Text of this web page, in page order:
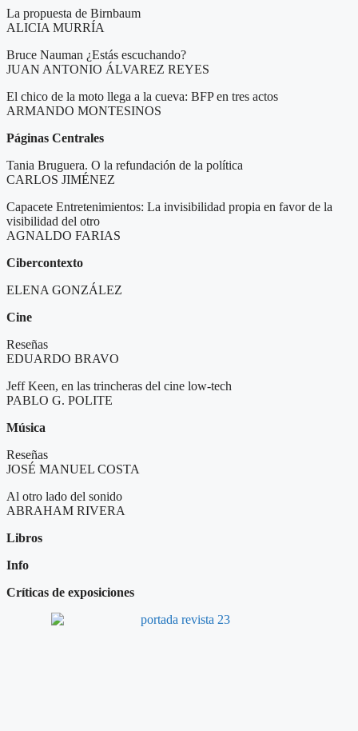
La propuesta de Birnbaum
ALICIA MURRÍA
Bruce Nauman ¿Estás escuchando?
JUAN ANTONIO ÁLVAREZ REYES
El chico de la moto llega a la cueva: BFP en tres actos
ARMANDO MONTESINOS
Páginas Centrales
Tania Bruguera. O la refundación de la política
CARLOS JIMÉNEZ
Capacete Entretenimientos: La invisibilidad propia en favor de la
visibilidad del otro
AGNALDO FARIAS
Cibercontexto
ELENA GONZÁLEZ
Cine
Reseñas
EDUARDO BRAVO
Jeff Keen, en las trincheras del cine low-tech
PABLO G. POLITE
Música
Reseñas
JOSÉ MANUEL COSTA
Al otro lado del sonido
ABRAHAM RIVERA
Libros
Info
Críticas de exposiciones